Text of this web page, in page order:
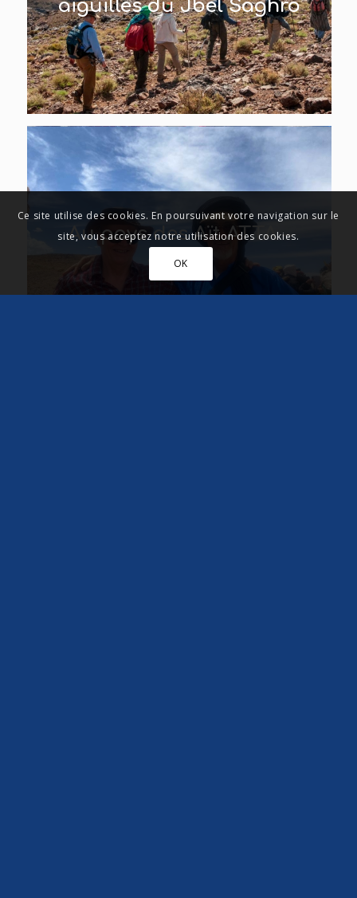
aiguilles du Jbel Saghro
Au pays des Aït ATTA –
Jour 2
Ce site utilise des cookies. En poursuivant votre navigation sur le
site, vous acceptez notre utilisation des cookies.
OK